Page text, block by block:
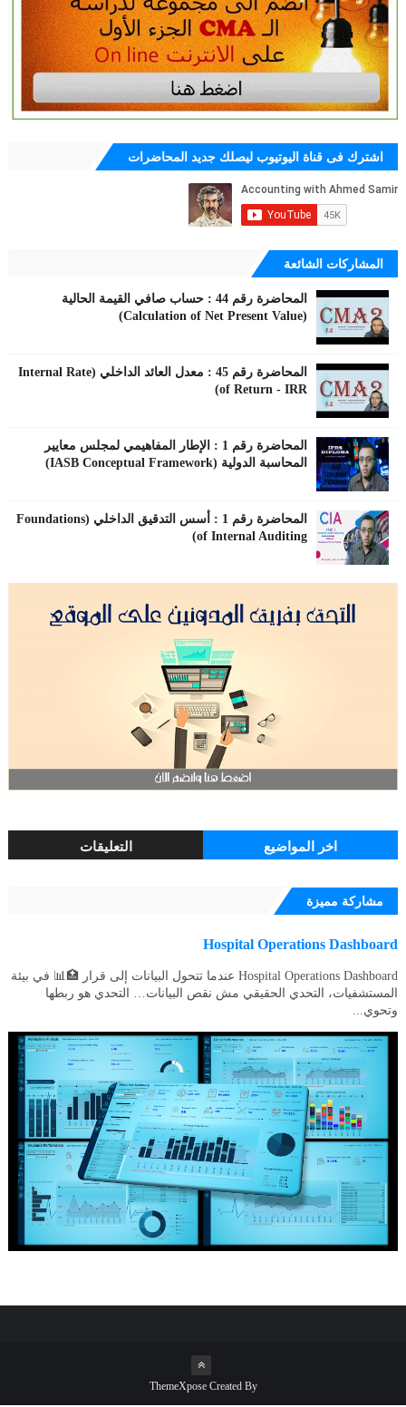
اشترك فى قناة اليوتيوب ليصلك جديد المحاضرات
المشاركات الشائعة
المحاضرة رقم 44 : حساب صافي القيمة الحالية
(Calculation of Net Present Value)
المحاضرة رقم 45 : معدل العائد الداخلي (Internal Rate
of Return - IRR)
المحاضرة رقم 1 : الإطار المفاهيمي لمجلس معايير
المحاسبة الدولية (IASB Conceptual Framework)
المحاضرة رقم 1 : أسس التدقيق الداخلي (Foundations
of Internal Auditing)
اخر المواضيع التعليقات
مشاركة مميزة
Hospital Operations Dashboard
Hospital Operations Dashboard عندما تتحول البيانات إلى قرار 🏥📊 في بيئة
المستشفيات، التحدي الحقيقي مش نقص البيانات… التحدي هو ربطها
وتحوي...
Created By
ThemeXpose